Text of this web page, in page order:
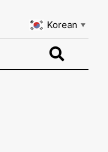
Korean ▼